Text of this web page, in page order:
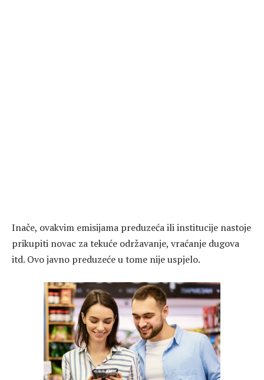
Inače, ovakvim emisijama preduzeća ili institucije nastoje
prikupiti novac za tekuće održavanje, vraćanje dugova
itd. Ovo javno preduzeće u tome nije uspjelo.